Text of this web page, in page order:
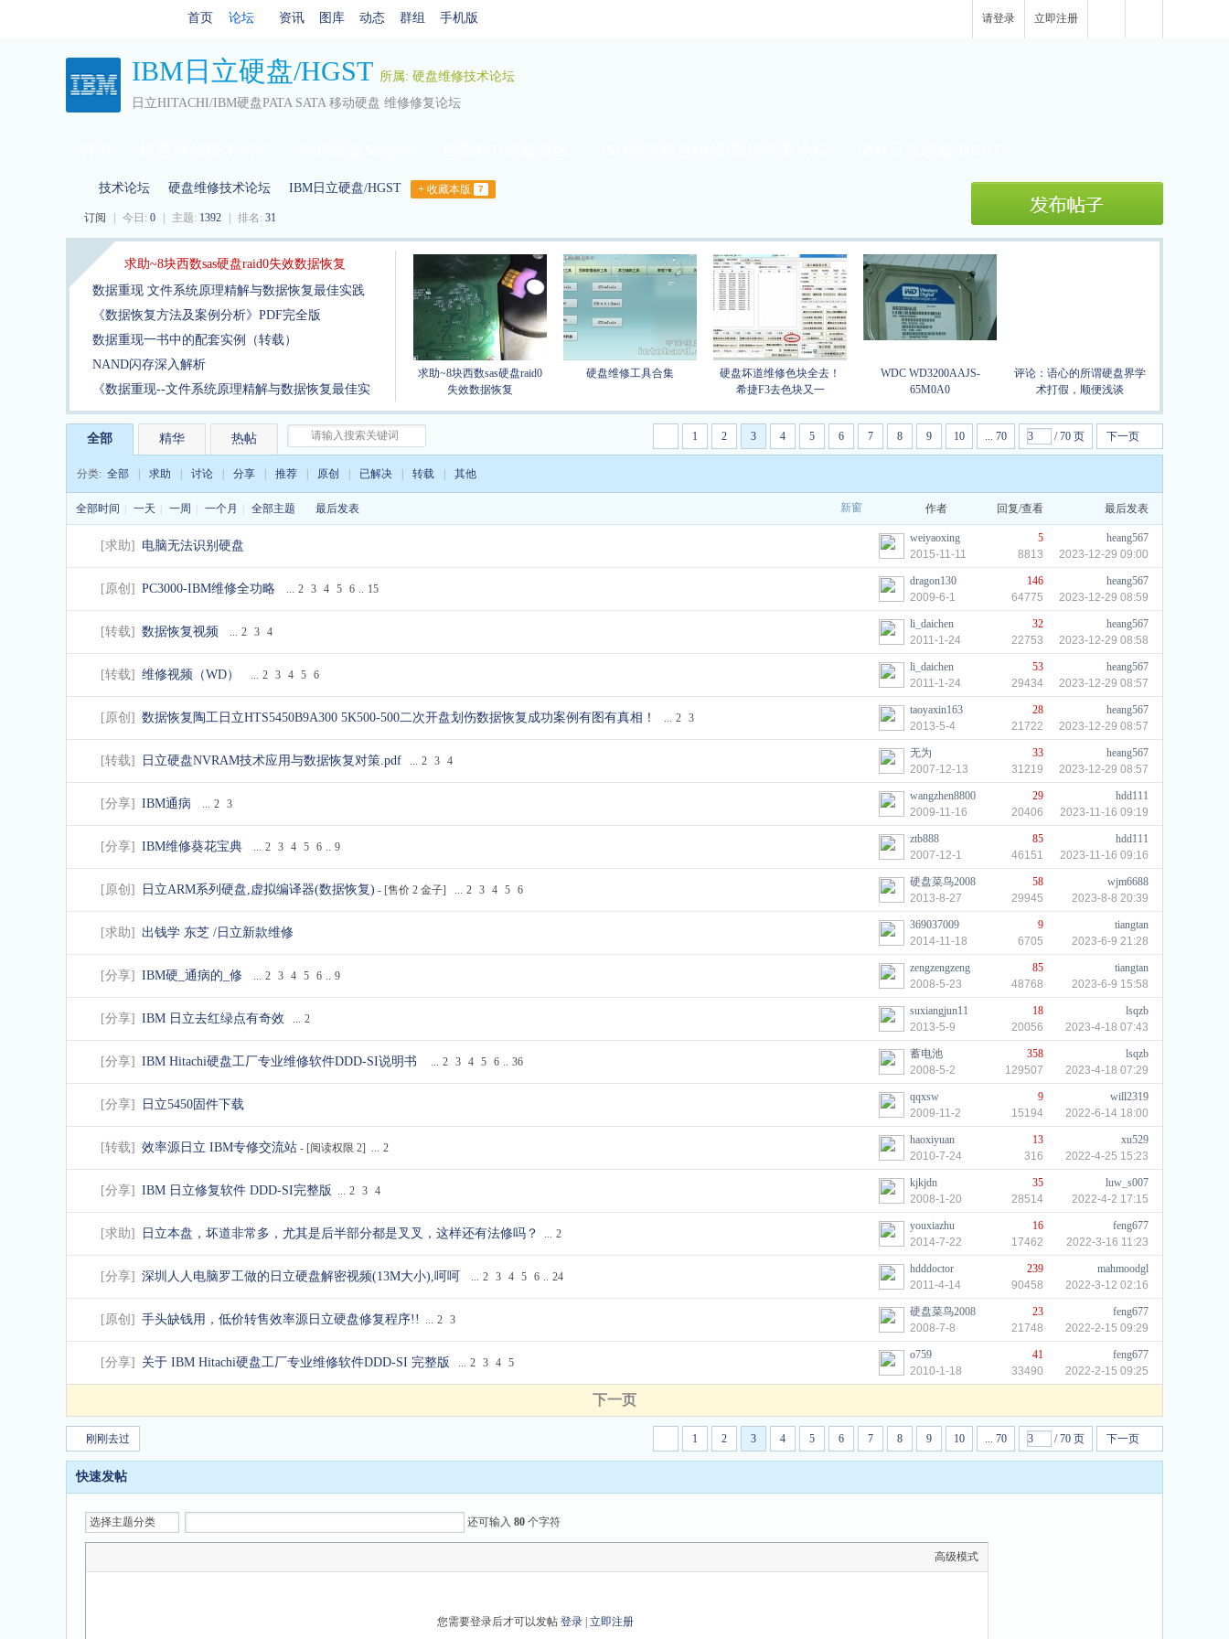
首页 论坛 资讯 图库 动态 群组 手机版 请登录 立即注册
IBM日立硬盘/HGST 所属: 硬盘维修技术论坛
日立HITACHI/IBM硬盘PATA SATA 移动硬盘 维修修复论坛
三星硬盘Samsung 东芝硬盘Toshiba 迈拓/富士通/其他硬盘
技术论坛
›
硬盘维修技术论坛
›
IBM日立硬盘/HGST + 收藏本版 7
订阅 今日: 0 主题: 1392 排名: 31
求助~8块西数sas硬盘raid0失效数据恢复
数据重现 文件系统原理精解与数据恢复最佳实践
PDF
《数据恢复方法及案例分析》PDF完全版
数据重现一书中的配套实例（转载）
NAND闪存深入解析
《数据重现--文件系统原理精解与数据恢复最佳实
践》PDF完全版
求助~8块西数sas硬盘raid0
失效数据恢复
硬盘维修工具合集
硬盘坏道维修色块全去！
希捷F3去色块又一
WDC WD3200AAJS-
65M0A0
评论：语心的所谓硬盘界学
术打假，顺便浅谈
希捷硬盘固件更新工具 支
文件删除数据恢复软件免费
希捷10代盘刷死ROM电机
1 2 3 4 5 6 7 8 9 10 ... 70 / 70 页 下一页
全部 精华 热帖
分类: 全部 求助 讨论 分享 推荐 原创 已解决 转载 其他
新窗
全部时间 一天 一周 一个月 全部主题 最后发表 作者 回复/查看 最后发表
[求助] 电脑无法识别硬盘
weiyaoxing
2015-11-11
5
8813
heang567
2023-12-29 09:00
[原创 ] PC3000-IBM维修全功略 ... 2 3 4 5 6 .. 15
dragon130
2009-6-1
146
64775
heang567
2023-12-29 08:59
[转载] 数据恢复视频 ... 2 3 4
li_daichen
2011-1-24
32
22753
heang567
2023-12-29 08:58
[转载] 维修视频（WD） ... 2 3 4 5 6
li_daichen
2011-1-24
53
29434
heang567
2023-12-29 08:57
[原创 ] 数据恢复陶工日立HTS5450B9A300 5K500-500二次开盘划伤数据恢复成功案例有图有真相！ ... 2 3
taoyaxin163
2013-5-4
28
21722
heang567
2023-12-29 08:57
[转载] 日立硬盘NVRAM技术应用与数据恢复对策.pdf ... 2 3 4
无为
2007-12-13
33
31219
heang567
2023-12-29 08:57
[分享] IBM通病 ... 2 3
wangzhen8800
2009-11-16
29
20406
hdd111
2023-11-16 09:19
[分享] IBM维修葵花宝典 ... 2 3 4 5 6 .. 9
ztb888
2007-12-1
85
46151
hdd111
2023-11-16 09:16
[原创 ] 日立ARM系列硬盘,虚拟编译器(数据恢复) - [售价 2 金子] ... 2 3 4 5 6
硬盘菜鸟2008
2013-8-27
58
29945
wjm6688
2023-8-8 20:39
[求助] 出钱学 东芝 /日立新款维修
369037009
2014-11-18
9
6705
tiangtan
2023-6-9 21:28
[分享] IBM硬_通病的_修 ... 2 3 4 5 6 .. 9
zengzengzeng
2008-5-23
85
48768
tiangtan
2023-6-9 15:58
[分享] IBM 日立去红绿点有奇效 ... 2
suxiangjun11
2013-5-9
18
20056
lsqzb
2023-4-18 07:43
[分享] IBM Hitachi硬盘工厂专业维修软件DDD-SI说明书 ... 2 3 4 5 6 .. 36
蓄电池
2008-5-2
358
129507
lsqzb
2023-4-18 07:29
[分享] 日立5450固件下载
qqxsw
2009-11-2
9
15194
will2319
2022-6-14 18:00
[转载] 效率源日立 IBM专修交流站 - [阅读权限 2] ... 2
haoxiyuan
2010-7-24
13
316
xu529
2022-4-25 15:23
[分享] IBM 日立修复软件 DDD-SI完整版 ... 2 3 4
kjkjdn
2008-1-20
35
28514
luw_s007
2022-4-2 17:15
[求助] 日立本盘，坏道非常多，尤其是后半部分都是叉叉，这样还有法修吗？ ... 2
youxiazhu
2014-7-22
16
17462
feng677
2022-3-16 11:23
[分享] 深圳人人电脑罗工做的日立硬盘解密视频(13M大小),呵呵 ... 2 3 4 5 6 .. 24
hdddoctor
2011-4-14
239
90458
mahmoodgl
2022-3-12 02:16
[原创 ] 手头缺钱用，低价转售效率源日立硬盘修复程序!! ... 2 3
硬盘菜鸟2008
2008-7-8
23
21748
feng677
2022-2-15 09:29
[分享] 关于 IBM Hitachi硬盘工厂专业维修软件DDD-SI 完整版 ... 2 3 4 5
o759
2010-1-18
41
33490
feng677
2022-2-15 09:25
下一页
1 2 3 4 5 6 7 8 9 10 ... 70 / 70 页 下一页
刚刚去过
快速发帖
选择主题分类 还可输入 80 个字符
高级模式
您需要登录后才可以发帖 登录 立即注册